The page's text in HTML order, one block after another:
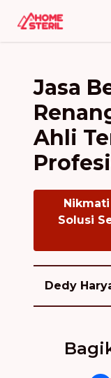
Jasa
Ahli
Nikmati
Solusi
Dedy